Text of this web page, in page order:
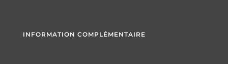
INFORMATION COMPLÉMENTAIRE